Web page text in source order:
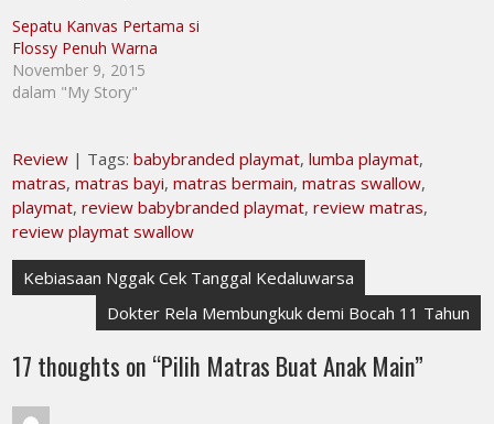
Sepatu Kanvas Pertama si
Flossy Penuh Warna
November 9, 2015
dalam "My Story"
Review | Tags:babybranded playmat,lumba playmat,
matras,matras bayi,matras bermain,matras swallow,
playmat,review babybranded playmat,review matras,
review playmat swallow
Navigasi
Kebiasaan Nggak Cek Tanggal Kedaluwarsa
Dokter Rela Membungkuk demi Bocah 11 Tahun
17 thoughts on “Pilih Matras Buat Anak Main”